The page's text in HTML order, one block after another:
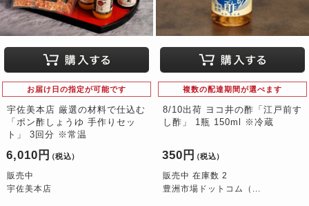
お届け日の指定が可能です
宇佐美本店 厳選の材料で仕込む
「ポン酢しょうゆ 手作りセッ
ト」 3回分 ※常温
6,010円 （税込）
販売中
宇佐美本店
複数の配達期間が選べます
8/10出荷 ヨコ井の酢「江戸前す
し酢」 1瓶 150ml ※冷蔵
350円 （税込）
販売中 在庫数 2
豊洲市場ドットコム（...